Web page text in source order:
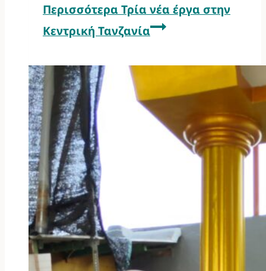
Περισσότερα Τρία νέα έργα στην
Κεντρική Τανζανία